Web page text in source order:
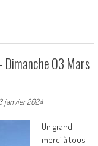
Dimanche 03 Mars
janvier 2024
Un grand
merci à tous